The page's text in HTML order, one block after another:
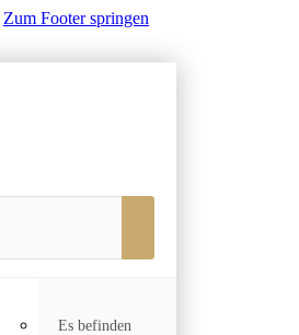
Zum Footer springen
Es befinden